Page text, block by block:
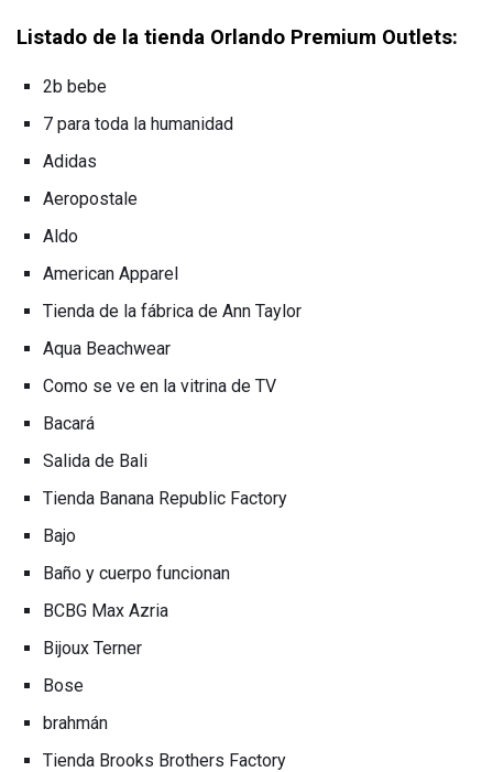
Listado de la tienda Orlando Premium Outlets:
2b bebe
7 para toda la humanidad
Adidas
Aeropostale
Aldo
American Apparel
Tienda de la fábrica de Ann Taylor
Aqua Beachwear
Como se ve en la vitrina de TV
Bacará
Salida de Bali
Tienda Banana Republic Factory
Bajo
Baño y cuerpo funcionan
BCBG Max Azria
Bijoux Terner
Bose
brahmán
Tienda Brooks Brothers Factory